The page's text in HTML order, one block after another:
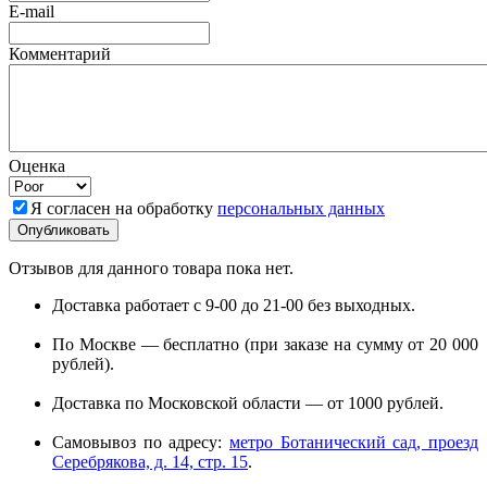
E-mail
Комментарий
Оценка
Я согласен на обработку персональных данных
Отзывов для данного товара пока нет.
Доставка работает с 9-00 до 21-00 без выходных.
По Москве — бесплатно (при заказе на сумму от 20 000
рублей).
Доставка по Московской области — от 1000 рублей.
Самовывоз по адресу: метро Ботанический сад, проезд
Серебрякова, д. 14, стр. 15.